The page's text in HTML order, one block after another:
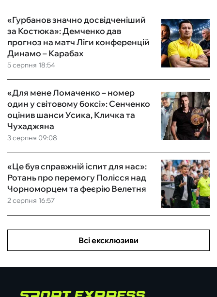
5 серпня 18:54
«Гурбанов значно досвідченіший
за Костюка»: Демченко дав
прогноз на матч Ліги конференцій
Динамо – Карабах
3 серпня 09:08
«Для мене Ломаченко – номер
один у світовому боксі»: Сенченко
оцінив шанси Усика, Кличка та
Чухаджяна
2 серпня 16:57
«Це був справжній іспит для нас»:
Ротань про перемогу Полісся над
Чорноморцем та феєрію Велетня
Всі ексклюзиви